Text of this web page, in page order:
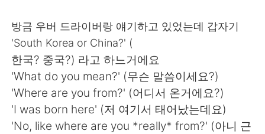
English 简体中文
繁體中文 Español
العربية Français
방금 우버 드라이버랑 얘기하고 있었는데 갑자기
'South Korea or China?' (
한국? 중국?) 라고 하느거에요
'What do you mean?' (무슨 말씀이세요?)
'Where are you from?' (어디서 온거에요?)
'I was born here' (저 여기서 태어났는데요)
'No, like where are you *really* from?' (아니 근